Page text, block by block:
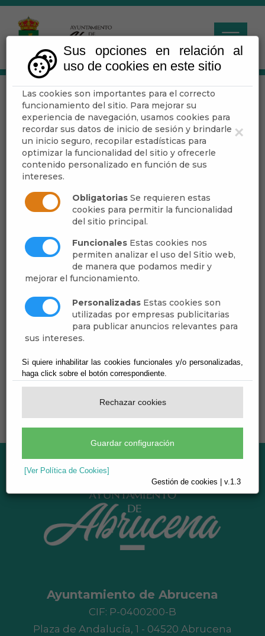
×
Sus opciones en relación al
uso de cookies en este sitio
Las cookies son importantes para el correcto
funcionamiento del sitio. Para mejorar su
experiencia de navegación, usamos cookies para
recordar sus datos de inicio de sesión y brindarle
un inicio seguro, recopilar estadísticas para
optimizar la funcionalidad del sitio y ofrecerle
contenido personalizado en función de sus
intereses.
Obligatorias Se requieren estas
cookies para permitir la funcionalidad
del sitio principal.
Funcionales Estas cookies nos
permiten analizar el uso del Sitio web,
de manera que podamos medir y
mejorar el funcionamiento.
Personalizadas Estas cookies son
utilizadas por empresas publicitarias
para publicar anuncios relevantes para
sus intereses.
Si quiere inhabilitar las cookies funcionales y/o personalizadas,
haga click sobre el botón correspondiente.
Rechazar cookies
Guardar configuración
[Ver Política de Cookies]
Gestión de cookies | v.1.3
Organización
Institucional
Escuchar
Comisión especial de cuentas
Concejalia Especial de Cultura y Educación
Delegación Especial de Agricultura
Delegación Especial de Fiestas
Delegación Especial de Montes y Medio Ambiente
Pública
Delegación Especial del Área de la Mujer y
Asuntos Sociales
Pleno
Ayuntamiento de Abrucena
CIF: P-0400200-B
Plaza de Andalucía, 1 - 04520 Abrucena